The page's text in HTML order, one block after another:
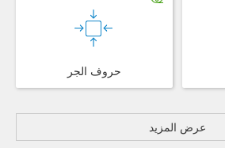
حروف الجر
عرض المزيد